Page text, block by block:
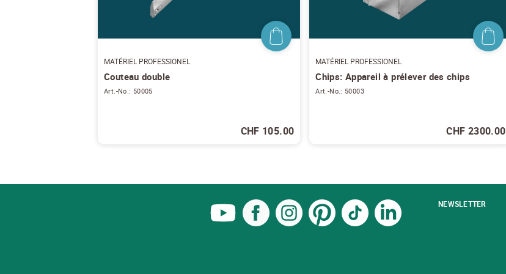
Couteau double
Art.-No.: 50005
MATÉRIEL PROFESSIONEL
CHF 105.00
Chips: Appareil à prélever des chips
Art.-No.: 50003
MATÉRIEL PROFESSIONEL
CHF 2300.00
S'ABONNER AU NEWSLETTER
NEWSLETTER